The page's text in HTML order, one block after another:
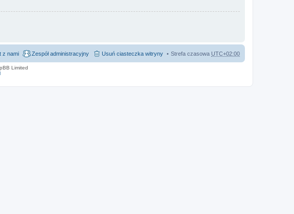
Strefa czasowa UTC+02:00
Usuń ciasteczka witryny
Zespół administracyjny
z nami
Limited